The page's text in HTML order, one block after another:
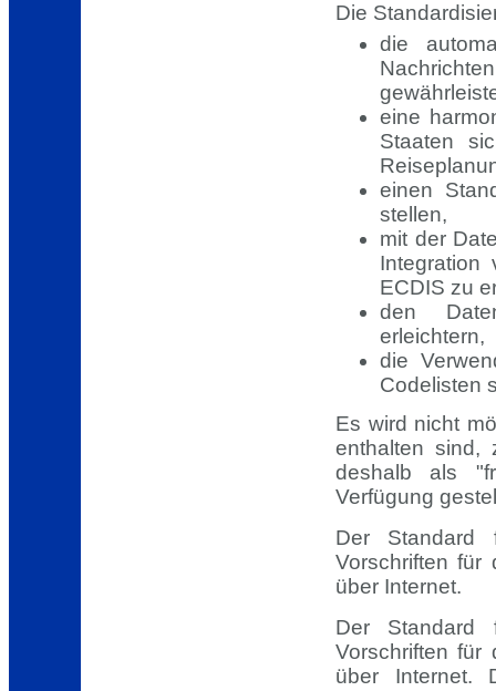
Die
die
eine
Staaten
einen
stellen,
mit der
Integration
ECDIS zu
den
erleichtern,
die
Codelisten
Es wird nicht
enthalten sind,
deshalb als
Verfügung
Der Standard
Vorschriften für
über Internet.
Der Standard
Vorschriften für
über Internet.